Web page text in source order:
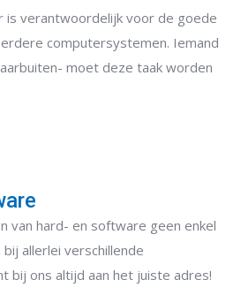
is verantwoordelijk voor de goede
computersystemen. Iemand
moet deze taak worden
van hard- en software geen enkel
allerlei verschillende
bij ons altijd aan het juiste adres!